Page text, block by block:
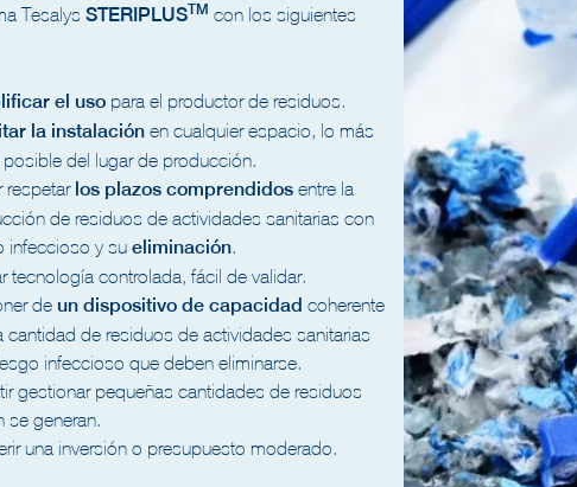
Tesalys STERIPLUSTM con los siguientes
el uso para el productor de residuos.
la instalación en cualquier espacio, lo más
posible del lugar de producción.
respetar los plazos comprendidos entre la
de residuos de actividades sanitarias con
infeccioso y su eliminación.
tecnología controlada, fácil de validar.
de un dispositivo de capacidad coherente
cantidad de residuos de actividades sanitarias
infeccioso que deben eliminarse.
gestionar pequeñas cantidades de residuos
se generan.
una inversión o presupuesto moderado.